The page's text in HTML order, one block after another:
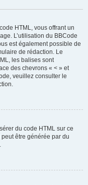
HTML, vous offrant un
L’utilisation du BBCode
est également possible de
de rédaction. Le
les balises sont
des chevrons « < » et
veuillez consulter le
du code HTML sur ce
être générée par du